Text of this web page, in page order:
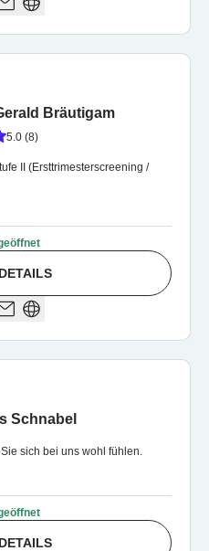
Bräutigam
5.0 (8)
II (Ersttrimesterscreening /
Schnabel
sich bei uns wohl fühlen.